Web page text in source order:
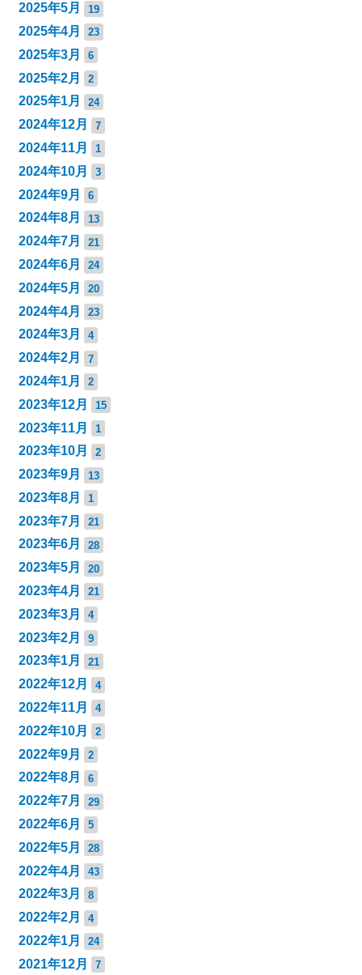
2025年5月 19
2025年4月 23
2025年3月 6
2025年2月 2
2025年1月 24
2024年12月 7
2024年11月 1
2024年10月 3
2024年9月 6
2024年8月 13
2024年7月 21
2024年6月 24
2024年5月 20
2024年4月 23
2024年3月 4
2024年2月 7
2024年1月 2
2023年12月 15
2023年11月 1
2023年10月 2
2023年9月 13
2023年8月 1
2023年7月 21
2023年6月 28
2023年5月 20
2023年4月 21
2023年3月 4
2023年2月 9
2023年1月 21
2022年12月 4
2022年11月 4
2022年10月 2
2022年9月 2
2022年8月 6
2022年7月 29
2022年6月 5
2022年5月 28
2022年4月 43
2022年3月 8
2022年2月 4
2022年1月 24
2021年12月 7